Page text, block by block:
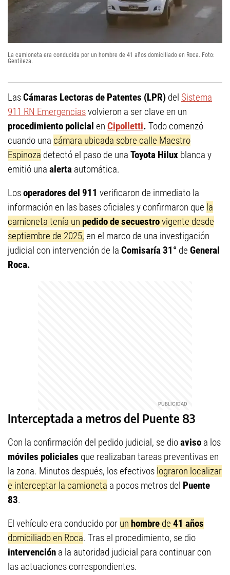
La camioneta era conducida por un hombre de 41 años domiciliado en Roca. Foto:
Gentileza.
LasCámaras Lectoras de Patentes (LPR) del Sistema
911 RN Emergenciasvolvieron a ser clave en un
procedimiento policial en Cipolletti. Todo comenzó
cuando una cámara ubicada sobre calle Maestro
Espinoza detectó el paso de una Toyota Hilux blanca y
emitió una alerta automática.
Losoperadores del 911 verificaron de inmediato la
información en las bases oficiales y confirmaron que la
camioneta tenía un pedido de secuestrovigente desde
septiembre de 2025, en el marco de una investigación
judicial con intervención de la Comisaría 31° de General
Roca.
Interceptada a metros del Puente 83
Con la confirmación del pedido judicial, se dioaviso a los
móviles policiales que realizaban tareas preventivas en
la zona. Minutos después, los efectivos lograron localizar
e interceptar la camioneta a pocos metros del Puente
83.
El vehículo era conducido por un hombre de 41 años
domiciliado en Roca. Tras el procedimiento, se dio
intervención a la autoridad judicial para continuar con
las actuaciones correspondientes.